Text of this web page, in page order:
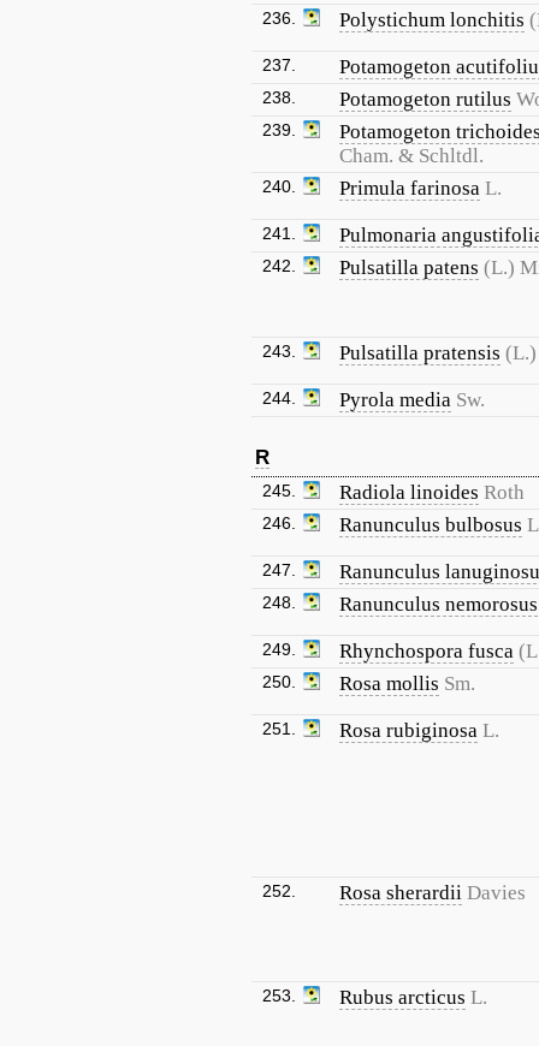
236. Polystichum lonchitis
237. Potamogeton
238. Potamogeton rutilus
239.
Potamogeton
Cham. & Schltdl.
240. Primula farinosa L.
241. Pulmonaria
242. Pulsatilla patens (L.)
243. Pulsatilla pratensis
244. Pyrola media Sw.
R
245. Radiola linoides Roth
246. Ranunculus bulbosus
247. Ranunculus
248. Ranunculus nemorosus
249. Rhynchospora fusca
250. Rosa mollis Sm.
251. Rosa rubiginosa L.
252. Rosa sherardii Davies
253. Rubus arcticus L.